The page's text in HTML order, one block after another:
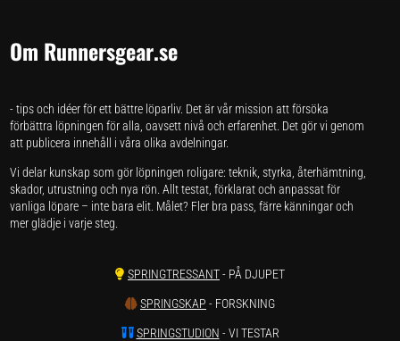
Om Runnersgear.se
- tips och idéer för ett bättre löparliv. Det är vår mission att försöka
förbättra löpningen för alla, oavsett nivå och erfarenhet. Det gör vi genom
att publicera innehåll i våra olika avdelningar.
Vi delar kunskap som gör löpningen roligare: teknik, styrka, återhämtning,
skador, utrustning och nya rön. Allt testat, förklarat och anpassat för
vanliga löpare – inte bara elit. Målet? Fler bra pass, färre känningar och
mer glädje i varje steg.
SPRINGTRESSANT- PÅ DJUPET
SPRINGSKAP - FORSKNING
SPRINGSTUDION - VI TESTAR